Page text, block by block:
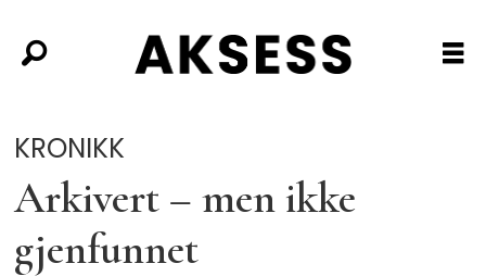
KRONIKK
Arkivert – men ikke
gjenfunnet